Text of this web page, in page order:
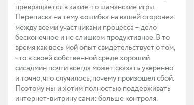
превращается в какие-то шаманские игры.
Переписка на тему «ошибка на вашей стороне»
между всеми участниками процесса – дело
бесконечное и не слишком продуктивное. В то
время как весь мой опыт свидетельствует о том,
что в своей собственной среде хороший
сисадмин почти всегда может сказать уверенно
и точно, что случилось, почему произошел сбой.
Поэтому мы и хотим полностью поддерживать
интернет-витрину сами: больше контроля.